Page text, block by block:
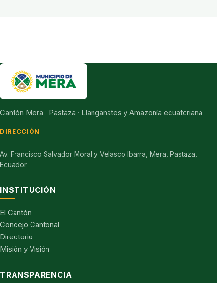
Cantón Mera · Pastaza · Llanganates y Amazonía ecuatoriana
DIRECCIÓN
Av. Francisco Salvador Moral y Velasco Ibarra, Mera, Pastaza,
Ecuador
INSTITUCIÓN
El Cantón
Concejo Cantonal
Directorio
Misión y Visión
TRANSPARENCIA